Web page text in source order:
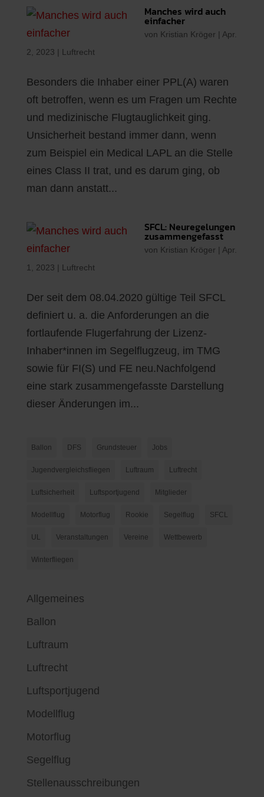
Manches wird auch
einfacher
von Kristian Kröger | Apr.
2, 2023 | Luftrecht
Besonders die Inhaber einer PPL(A) waren
oft betroffen, wenn es um Fragen um Rechte
und medizinische Flugtauglichkeit ging.
Unsicherheit bestand immer dann, wenn
zum Beispiel ein Medical LAPL an die Stelle
eines Class II trat, und es darum ging, ob
man dann anstatt...
SFCL: Neuregelungen
zusammengefasst
von Kristian Kröger | Apr.
1, 2023 | Luftrecht
Der seit dem 08.04.2020 gültige Teil SFCL
definiert u. a. die Anforderungen an die
fortlaufende Flugerfahrung der Lizenz-
Inhaber*innen im Segelflugzeug, im TMG
sowie für FI(S) und FE neu.Nachfolgend
eine stark zusammengefasste Darstellung
dieser Änderungen im...
Ballon DFS Grundsteuer Jobs
Jugendvergleichsfliegen Luftraum Luftrecht
Luftsicherheit Luftsportjugend Mitglieder
Modellflug Motorflug Rookie Segelflug SFCL
UL Veranstaltungen Vereine Wettbewerb
Winterfliegen
Allgemeines
Ballon
Luftraum
Luftrecht
Luftsportjugend
Modellflug
Motorflug
Segelflug
Stellenausschreibungen